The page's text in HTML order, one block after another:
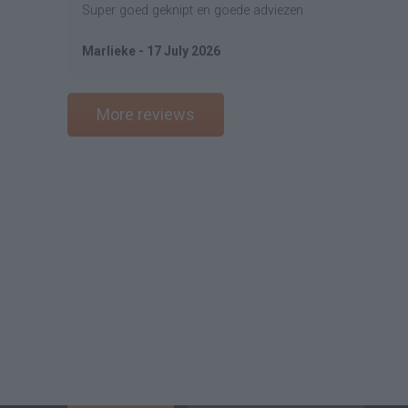
Super goed geknipt en goede adviezen
Marlieke - 17 July 2026
More reviews